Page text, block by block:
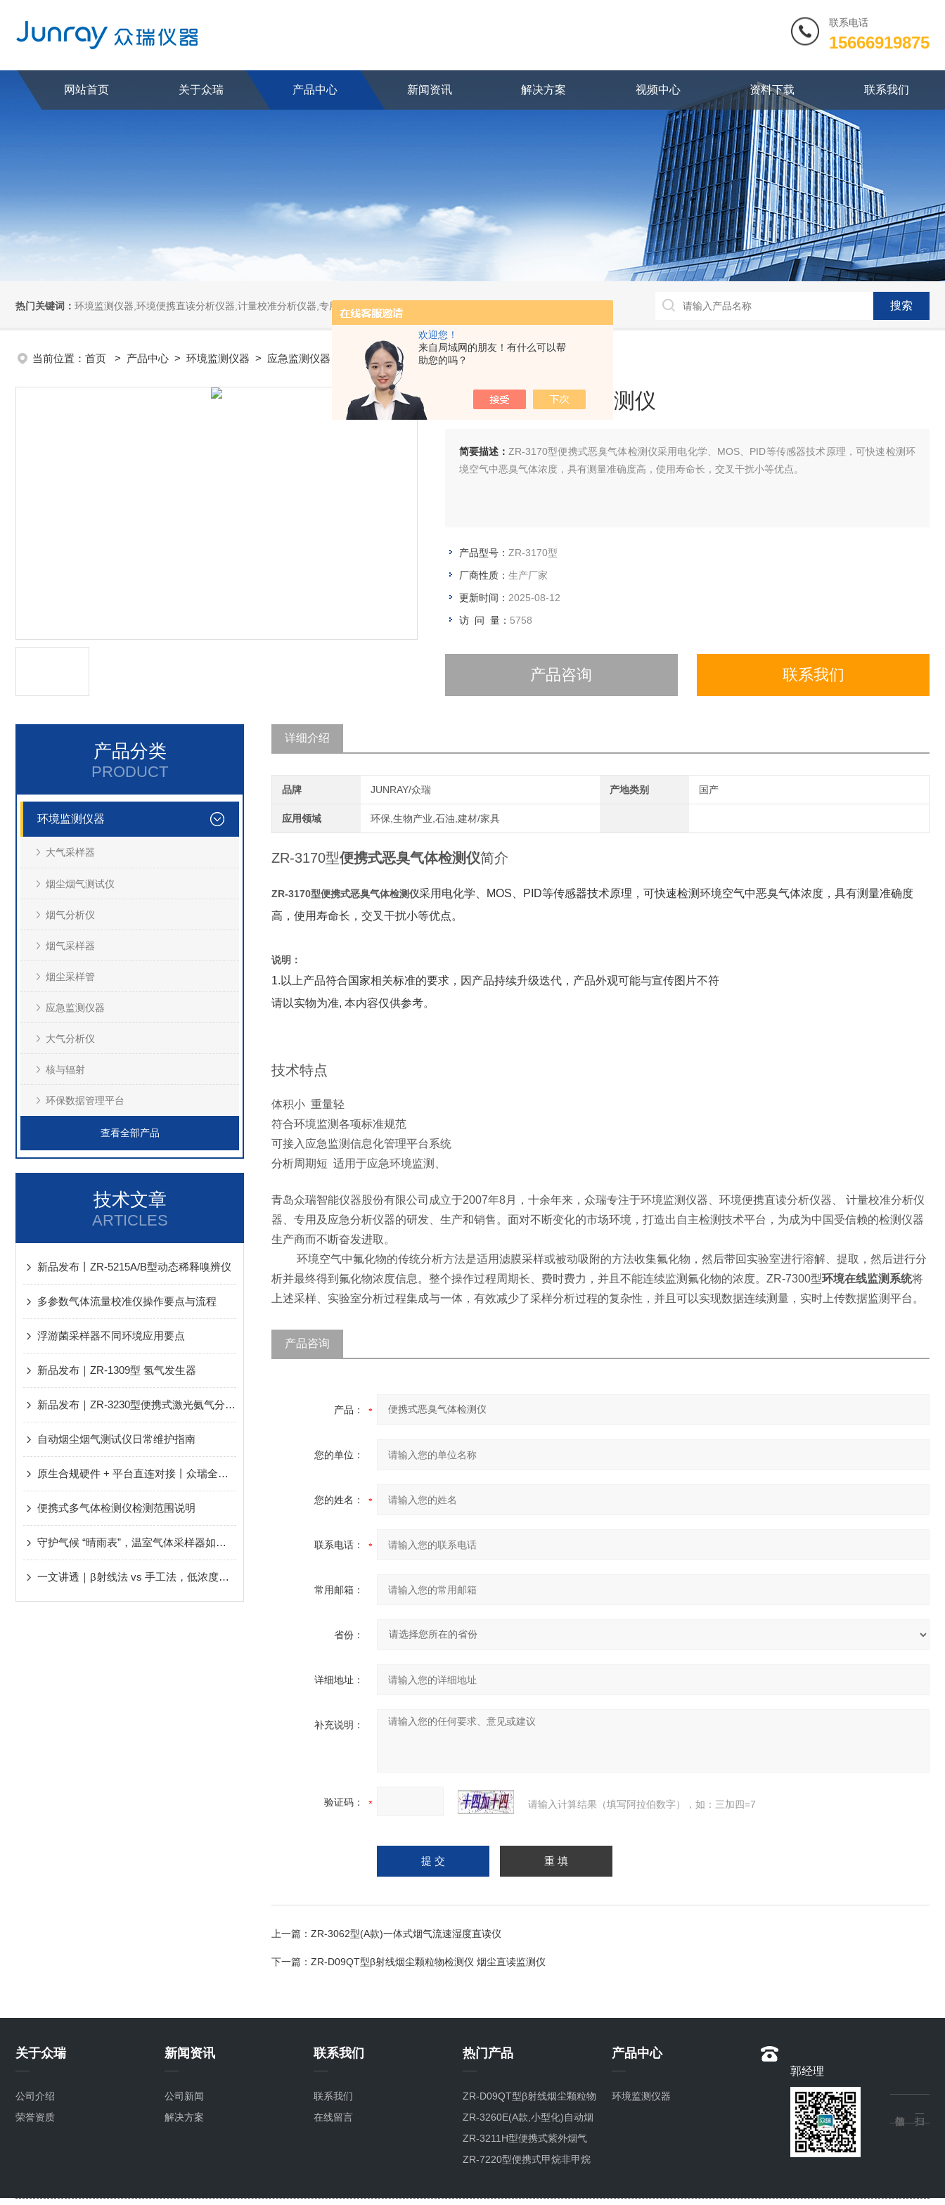
欢迎您！
来自局域网的朋友！有什么可以帮
助您的吗？
联系电话
15666919875
网站首页 关于众瑞 产品中心 新闻资讯 解决方案 视频中心 资料下载 联系我们
热门关键词： 环境监测仪器,环境便携直读分析仪器,计量校准分析仪器,专用及应急分析仪器,粒子计数器,菌落计数仪,空气微生物采样器,
当前位置： 首页 > 产品中心 > 环境监测仪器 > 应急监测仪器 > ZR-3170型便携式恶臭气体检测仪
便携式恶臭气体检测仪
简要描述： ZR-3170型便携式恶臭气体检测仪采用电化学、MOS、PID等传感器技术原理，可快速检测环
境空气中恶臭气体浓度，具有测量准确度高，使用寿命长，交叉干扰小等优点。
产品型号： ZR-3170型
厂商性质： 生产厂家
更新时间： 2025-08-12
访 问 量： 5758
产品咨询 联系我们
产品分类
PRODUCT
环境监测仪器
大气采样器
烟尘烟气测试仪
烟气分析仪
烟气采样器
烟尘采样管
应急监测仪器
大气分析仪
核与辐射
环保数据管理平台
查看全部产品
技术文章
ARTICLES
新品发布丨ZR-5215A/B型动态稀释嗅辨仪
多参数气体流量校准仪操作要点与流程
浮游菌采样器不同环境应用要点
新品发布｜ZR-1309型 氢气发生器
新品发布｜ZR-3230型便携式激光氨气分析仪
自动烟尘烟气测试仪日常维护指南
原生合规硬件 + 平台直连对接丨众瑞全程协助广大用户轻松应对新规、顺利通过评审！
便携式多气体检测仪检测范围说明
守护气候 “晴雨表”，温室气体采样器如何硬核发力？
一文讲透｜β射线法 vs 手工法，低浓度烟尘测量该选哪种？
详细介绍
品牌 JUNRAY/众瑞 产地类别 国产
应用领域 环保,生物产业,石油,建材/家具
ZR-3170型便携式恶臭气体检测仪简介
ZR-3170型便携式恶臭气体检测仪采用电化学、MOS、PID等传感器技术原理，可快速检测环境空气中恶臭气体浓度，具有测量准确度
高，使用寿命长，交叉干扰小等优点。
说明：
1.以上产品符合国家相关标准的要求，因产品持续升级迭代，产品外观可能与宣传图片不符
请以实物为准, 本内容仅供参考。
技术特点
体积小 重量轻
符合环境监测各项标准规范
可接入应急监测信息化管理平台系统
分析周期短 适用于应急环境监测、
青岛众瑞智能仪器股份有限公司成立于2007年8月，十余年来，众瑞专注于环境监测仪器、环境便携直读分析仪器、 计量校准分析仪
器、专用及应急分析仪器的研发、生产和销售。面对不断变化的市场环境，打造出自主检测技术平台，为成为中国受信赖的检测仪器
生产商而不断奋发进取。
环境空气中氟化物的传统分析方法是适用滤膜采样或被动吸附的方法收集氟化物，然后带回实验室进行溶解、提取，然后进行分
析并最终得到氟化物浓度信息。整个操作过程周期长、费时费力，并且不能连续监测氟化物的浓度。ZR-7300型环境在线监测系统将
上述采样、实验室分析过程集成与一体，有效减少了采样分析过程的复杂性，并且可以实现数据连续测量，实时上传数据监测平台。
产品咨询
产品：
您的单位：
您的姓名：
联系电话：
常用邮箱：
省份：
详细地址：
补充说明：
验证码： 请输入计算结果（填写阿拉伯数字），如：三加四=7
上一篇： ZR-3062型(A款)一体式烟气流速湿度直读仪
下一篇： ZR-D09QT型β射线烟尘颗粒物检测仪 烟尘直读监测仪
关于众瑞
公司介绍
荣誉资质
新闻资讯
公司新闻
解决方案
联系我们
联系我们
在线留言
热门产品
ZR-D09QT型β射线烟尘颗粒物
检测仪
ZR-3260E(A款,小型化)自动烟
尘烟气测试仪
ZR-3211H型便携式紫外烟气
综合分析仪
ZR-7220型便携式甲烷非甲烷
产品中心
环境监测仪器
郭经理